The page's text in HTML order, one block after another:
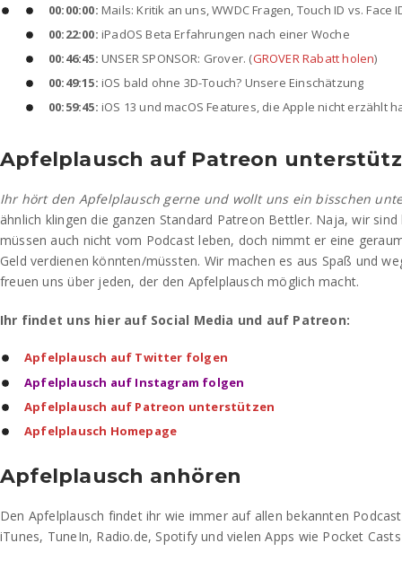
00:00:00: Mails: Kritik an uns, WWDC Fragen, Touch ID vs. Face
00:22:00: iPadOS Beta Erfahrungen nach einer Woche
00:46:45: UNSER SPONSOR: Grover. (GROVER Rabatt holen)
00:49:15: iOS bald ohne 3D-Touch? Unsere Einschätzung
00:59:45: iOS 13 und macOS Features, die Apple nicht erzählt
Apfelplausch auf Patreon
Ihr hört den Apfelplausch gerne und wollt uns ein bisschen
ähnlich klingen die ganzen Standard Patreon Bettler. Naja, wir
müssen auch nicht vom Podcast leben, doch nimmt er eine
Geld verdienen könnten/müssten. Wir machen es aus Spaß und
freuen uns über jeden, der den Apfelplausch möglich macht.
Ihr findet uns hier auf Social Media und auf Patreon:
Apfelplausch auf Twitter folgen
Apfelplausch auf Instagram folgen
Apfelplausch auf Patreon unterstützen
Apfelplausch Homepage
Apfelplausch anhören
Den Apfelplausch findet ihr wie immer auf allen bekannten
iTunes, TuneIn, Radio.de, Spotify und vielen Apps wie Pocket